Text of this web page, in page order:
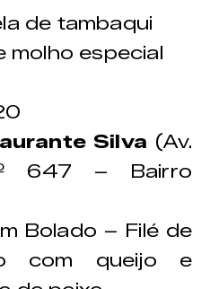
de tambaqui
molho especial
Silva (Av.
647 – Bairro
Bolado – Filé de
com queijo e